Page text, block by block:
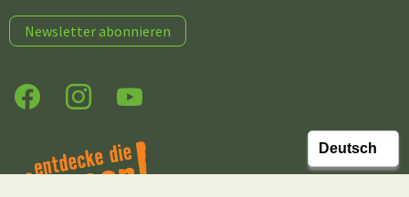
Newsletter abonnieren